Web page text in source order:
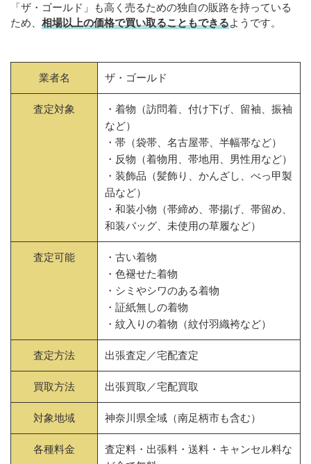
「ザ・ゴールド」も高く売るための独自の販路を持っている
ため、 相場以上の価格で買い取ることもできるようです。
業者名 ザ・ゴールド
査定対象
・着物（訪問着、付け下げ、留袖、振袖
など）
・帯（袋帯、名古屋帯、半幅帯など）
・反物（着物用、帯地用、男性用など）
・装飾品（髪飾り、かんざし、べっ甲製
品など）
・和装小物（帯締め、帯揚げ、帯留め、
和装バッグ、未使用の草履など）
査定可能
・古い着物
・色褪せた着物
・シミやシワのある着物
・証紙無しの着物
・紋入りの着物（紋付羽織袴など）
査定方法 出張査定／宅配査定
買取方法 出張買取／宅配買取
対象地域 神奈川県全域（南足柄市も含む）
各種料金
査定料・出張料・送料・キャンセル料な